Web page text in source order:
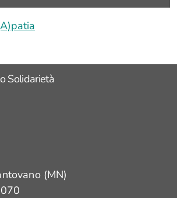
Solidarietà
(MN)